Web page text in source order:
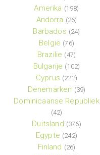
Amerika (198)
Andorra (26)
Barbados (24)
België (76)
Brazilie (47)
Bulgarije (102)
Cyprus (222)
Denemarken (39)
Dominicaanse Republiek
(42)
Duitsland (376)
Egypte (242)
Finland (26)